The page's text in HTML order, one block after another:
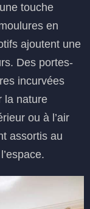
touche
en
ajoutent une
Des portes-
incurvées
la nature
ou à l’air
assortis au